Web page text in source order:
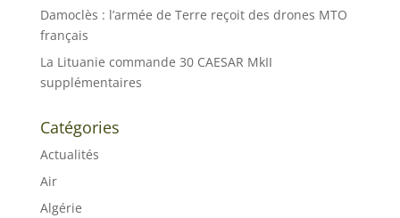
Damoclès : l’armée de Terre reçoit des drones MTO
français
La Lituanie commande 30 CAESAR MkII
supplémentaires
Catégories
Actualités
Air
Algérie